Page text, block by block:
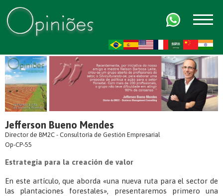
Jefferson Bueno Mendes
Director de BM2C - Consultoría de Gestión Empresarial
Op-CP-55
Estrategia para la creación de valor
En este artículo, que aborda «una nueva ruta para el sector de
las plantaciones forestales», presentaremos primero una